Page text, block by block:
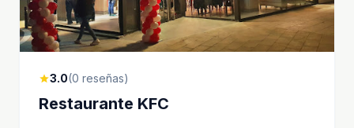
star3.0(0 reseñas)
Restaurante KFC